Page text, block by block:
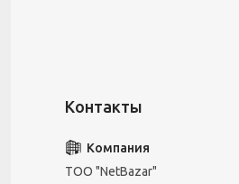
ТОО "NetBazar"